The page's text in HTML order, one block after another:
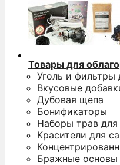
Товары для
Уголь и фильтры
Вкусовые
Дубовая щепа
Бонификаторы
Наборы трав для
Красители для
Бражные основы